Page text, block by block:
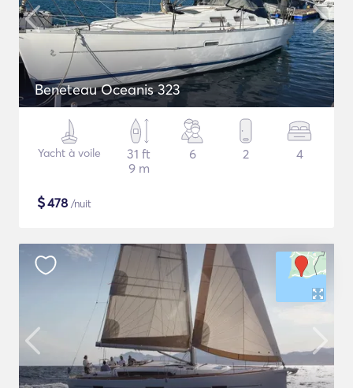
Beneteau Oceanis 323
Yacht à voile
31 ft
9 m
6 2 4
$478 /nuit